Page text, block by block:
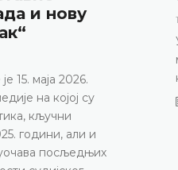
да ће 15.
до 11.30 одржати